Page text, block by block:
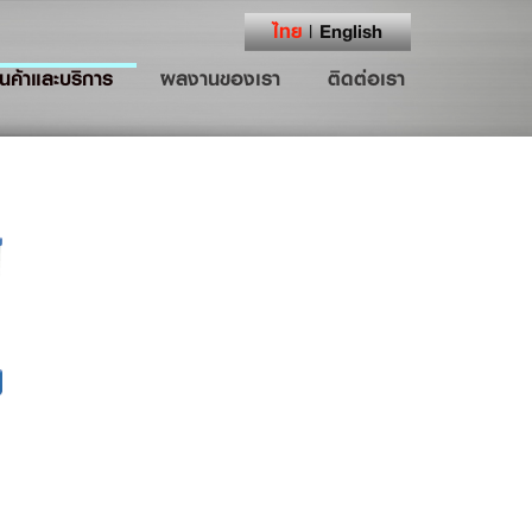
ไทย |English
ค้าและบริการ ผลงานของเรา ติดต่อเรา